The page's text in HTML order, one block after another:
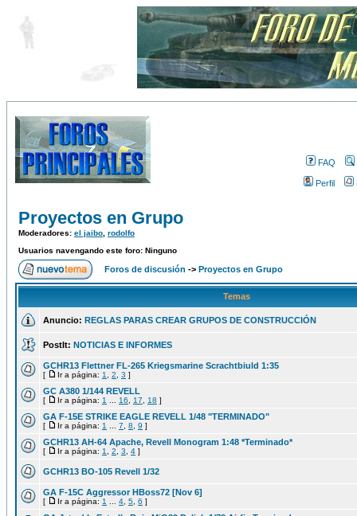
FAQ
Perfil
Proyectos en Grupo
Moderadores: el jaibo rodolfo
Usuarios navengando este foro: Ninguno
Foros de discusión -> Proyectos en Grupo
Temas
Anuncio: REGLAS PARAS CREAR GRUPOS DE CONSTRUCCIÓN
PostIt: NOTICIAS E INFORMES
GCHR13 Flettner FL-265 Kriegsmarine Scrachtbiuld 1:35
[ Ir a página: 1 2 3 ]
GC A380 1/144 REVELL
[ Ir a página: 1 16 17 18 ]
GA F-15E STRIKE EAGLE REVELL 1/48 "TERMINADO"
[ Ir a página: 1 7 8 9 ]
GCHR13 AH-64 Apache, Revell Monogram 1:48 *Terminado*
[ Ir a página: 1 2 3 4 ]
GCHR13 BO-105 Revell 1/32
GA F-15C Aggressor HBoss72 [Nov 6]
[ Ir a página: 1 4 5 6 ]